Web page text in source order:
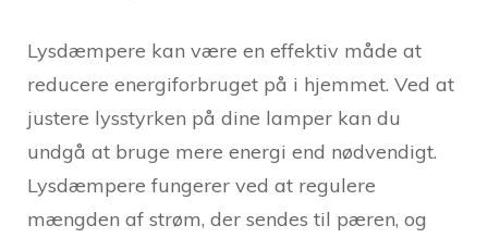
Lysdæmpere kan være en effektiv måde at
reducere energiforbruget på i hjemmet. Ved at
justere lysstyrken på dine lamper kan du
undgå at bruge mere energi end nødvendigt.
Lysdæmpere fungerer ved at regulere
mængden af strøm, der sendes til pæren, og